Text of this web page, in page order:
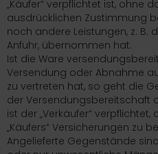
„Käufer“ verpflichtet ist, ohne
ausdrücklichen Zustimmung
noch andere Leistungen, z. B.
Anfuhr, übernommen hat.
Ist die Ware
Versendung oder Abnahme
zu vertreten hat, so geht die
der Versendungsbereitschaft
ist der „Verkäufer“
„Käufers“ Versicherungen zu
Angelieferte Gegenstände